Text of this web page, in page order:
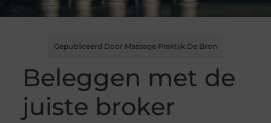
Gepubliceerd Door Massage Praktijk De Bron
Beleggen met de
juiste broker